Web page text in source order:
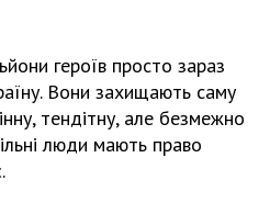
героїв просто зараз
Вони захищають саму
тендітну, але безмежно
люди мають право